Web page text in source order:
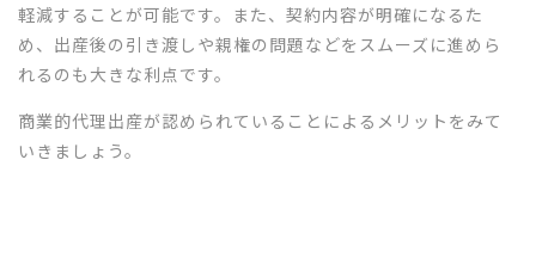
軽減することが可能です。また、契約内容が明確になるた
め、出産後の引き渡しや親権の問題などをスムーズに進めら
れるのも大きな利点です。
商業的代理出産が認められていることによるメリットをみて
いきましょう。